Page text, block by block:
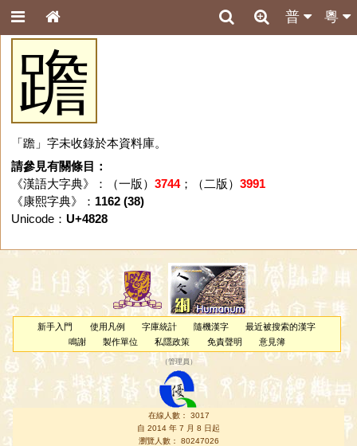
粵
普
䠨
「䠨」字未收錄於本資料庫。
請參見有關條目：
《漢語大字典》：（一版） 3744；（二版） 3991
《康熙字典》： 1162 (38)
Unicode： U+4828
新手入門 使用凡例 字庫統計 隨機漢字
最近被搜索的漢字
鳴謝
製作單位 私隱政策 免責聲明 意見簿
（管理員 ）
在線人數： 3017
自 2014 年 7 月 8 日起
瀏覽人數： 80247026